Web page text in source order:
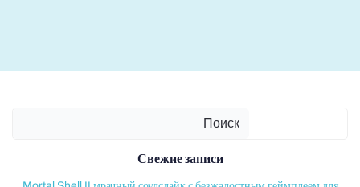
Поиск
Свежие записи